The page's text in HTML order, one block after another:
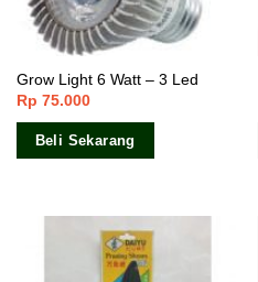
Grow Light 6 Watt – 3 Led
Rp 75.000
Beli Sekarang